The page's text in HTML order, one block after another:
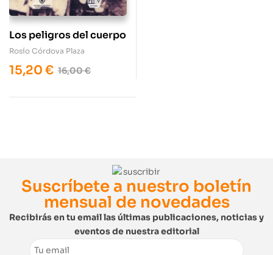
Los peligros del cuerpo
Rosío Córdova Plaza
16,00€
15,20 €
Suscríbete a nuestro boletín
mensual de novedades
Recibirás en tu email las últimas publicaciones, noticias y
eventos de nuestra editorial
Email